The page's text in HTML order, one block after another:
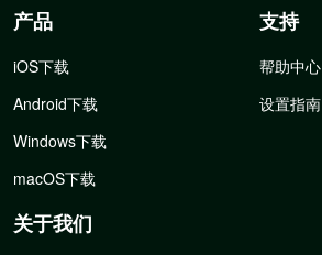
产品
iOS下载
Android下载
Windows下载
macOS下载
支持
帮助中心
设置指南
关于我们